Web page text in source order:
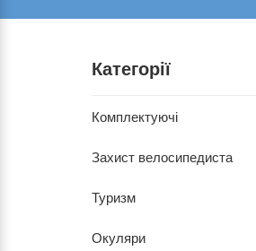
Категорії
Комплектуючі
Захист велосипедиста
Туризм
Окуляри